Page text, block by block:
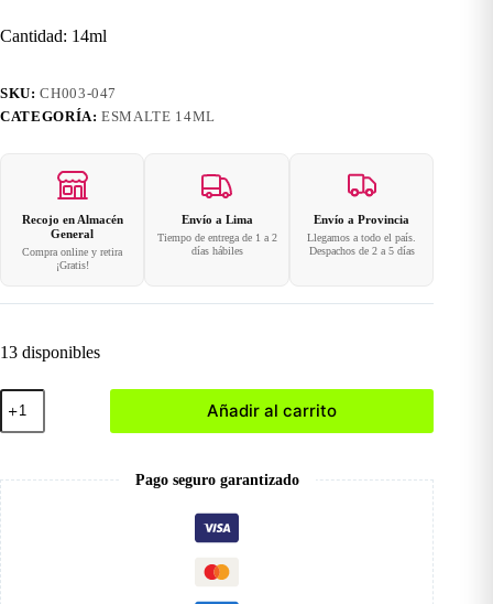
Cantidad: 14ml
SKU:CH003-047
CATEGORÍA:ESMALTE 14ML
Recojo en Almacén
General
Compra online y retira
¡Gratis!
Envío a Lima
Tiempo de entrega de 1 a 2
días hábiles
Envío a Provincia
Llegamos a todo el país.
Despachos de 2 a 5 días
13 disponibles
047
Esmalte
Tradicional
Añadir al carrito
Pago seguro garantizado